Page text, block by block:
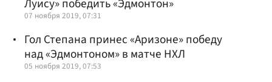
Луису» победить «Эдмонтон»
07 ноября 2019, 07:31
Гол Степана принес «Аризоне» победу
над «Эдмонтоном» в матче НХЛ
05 ноября 2019, 07:53